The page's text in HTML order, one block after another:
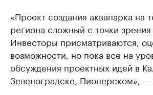
«Проект создания аквапарка на
региона сложный с точки зрения
Инвесторы присматриваются,
возможности, но пока все на
обсуждения проектных идей в
Зеленоградске, Пионерском», —